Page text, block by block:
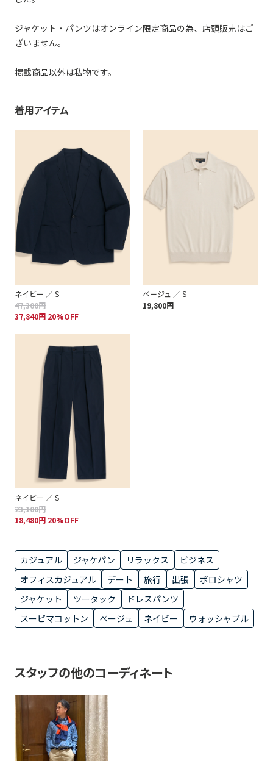
ジャケット・パンツはオンライン限定商品の為、店頭販売はご
ざいません。
掲載商品以外は私物です。
着用アイテム
ネイビー ／ S
47,300円
37,840円 20%OFF
ベージュ ／ S
19,800円
ネイビー ／ S
23,100円
18,480円 20%OFF
カジュアル ジャケパン リラックス
ビジネス
オフィスカジュアル
デート 旅行 出張
ポロシャツ
ジャケット
ツータック
ドレスパンツ
スーピマコットン
ベージュ ネイビー ウォッシャブル
スタッフの他のコーディネート